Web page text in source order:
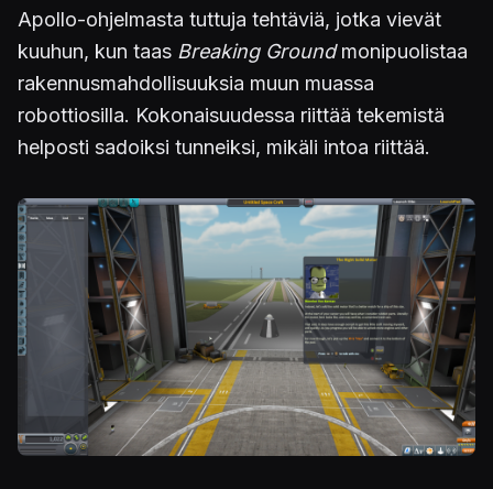
Apollo-ohjelmasta tuttuja tehtäviä, jotka vievät
kuuhun, kun taas Breaking Groundmonipuolistaa
rakennusmahdollisuuksia muun muassa
robottiosilla. Kokonaisuudessa riittää tekemistä
helposti sadoiksi tunneiksi, mikäli intoa riittää.